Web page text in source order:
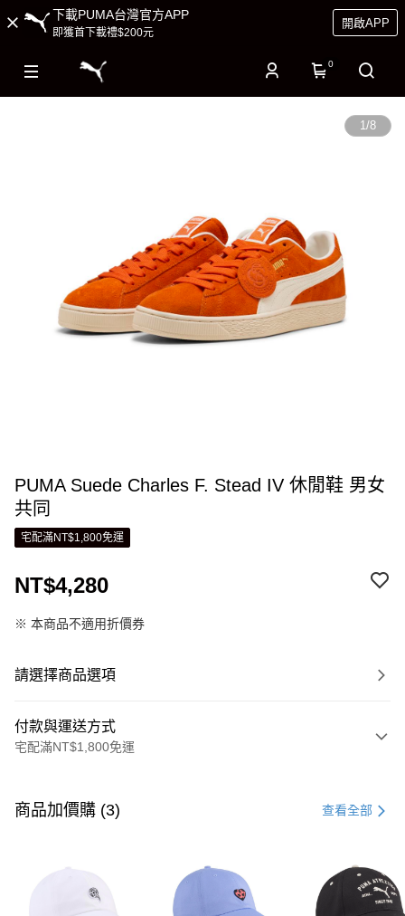
下載PUMA台灣官方APP
即獲首下載禮$200元
開啟APP
0
1/8
PUMA Suede Charles F. Stead IV 休閒鞋 男女
共同
宅配滿NT$1,800免運
NT$4,280
※ 本商品不適用折價券
請選擇商品選項
付款與運送方式
宅配滿NT$1,800免運
信用卡一次付款
Apple Pay
商品加價購 (3) 查看全部